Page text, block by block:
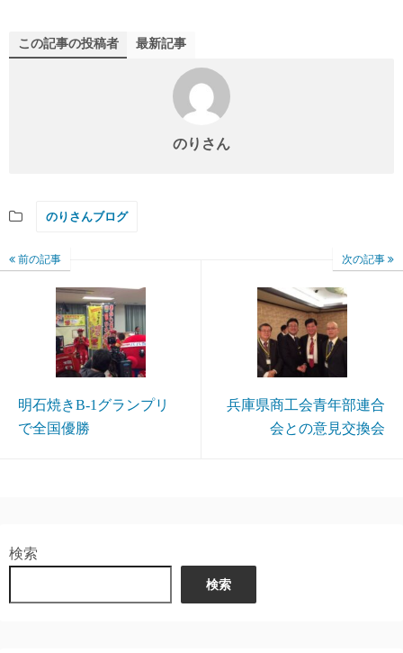
この記事の投稿者 最新記事
のりさん
のりさんブログ
前の記事
明石焼きB-1グランプリ
で全国優勝
次の記事
兵庫県商工会青年部連合
会との意見交換会
検索
検索